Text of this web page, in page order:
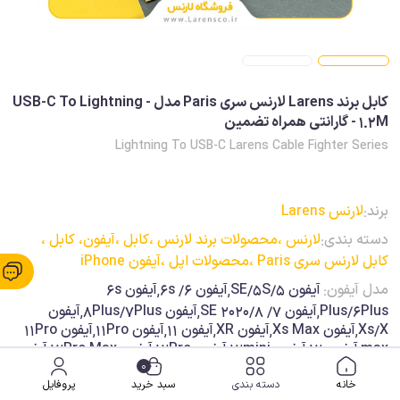
کابل برند Larens لارنس سری Paris مدل USB-C To Lightning -
1.2M - گارانتی همراه تضمین
Lightning To USB-C Larens Cable Fighter Series
برند:لارنس Larens
دسته بندی:لارنس ،محصولات برند لارنس ،کابل ،آیفون، کابل ،
کابل لارنس سری Paris ،
محصولات اپل ،آیفون iPhone
مدل آیفون:
آیفون SE/5S/5,آیفون 6/ 6s,آیفون 6s
Plus/6Plus,آیفون 7/ 8/SE 2020,آیفون 8Plus/7Plus,آیفون
Xs/X,آیفون Xs Max,آیفون XR,آیفون 11,آیفون 11Pro,آیفون 11Pro
max,آیفون 12,آیفون 12mini,آیفون 12Pro,آیفون 12Pro Max,آیفون
14Plus,آیفون 14Pro,آیفون 14Pro Max
پروفایل
0
سبد خرید دسته بندی خانه